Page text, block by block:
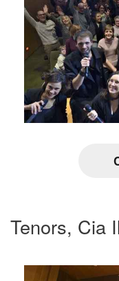
Tenors, Cia